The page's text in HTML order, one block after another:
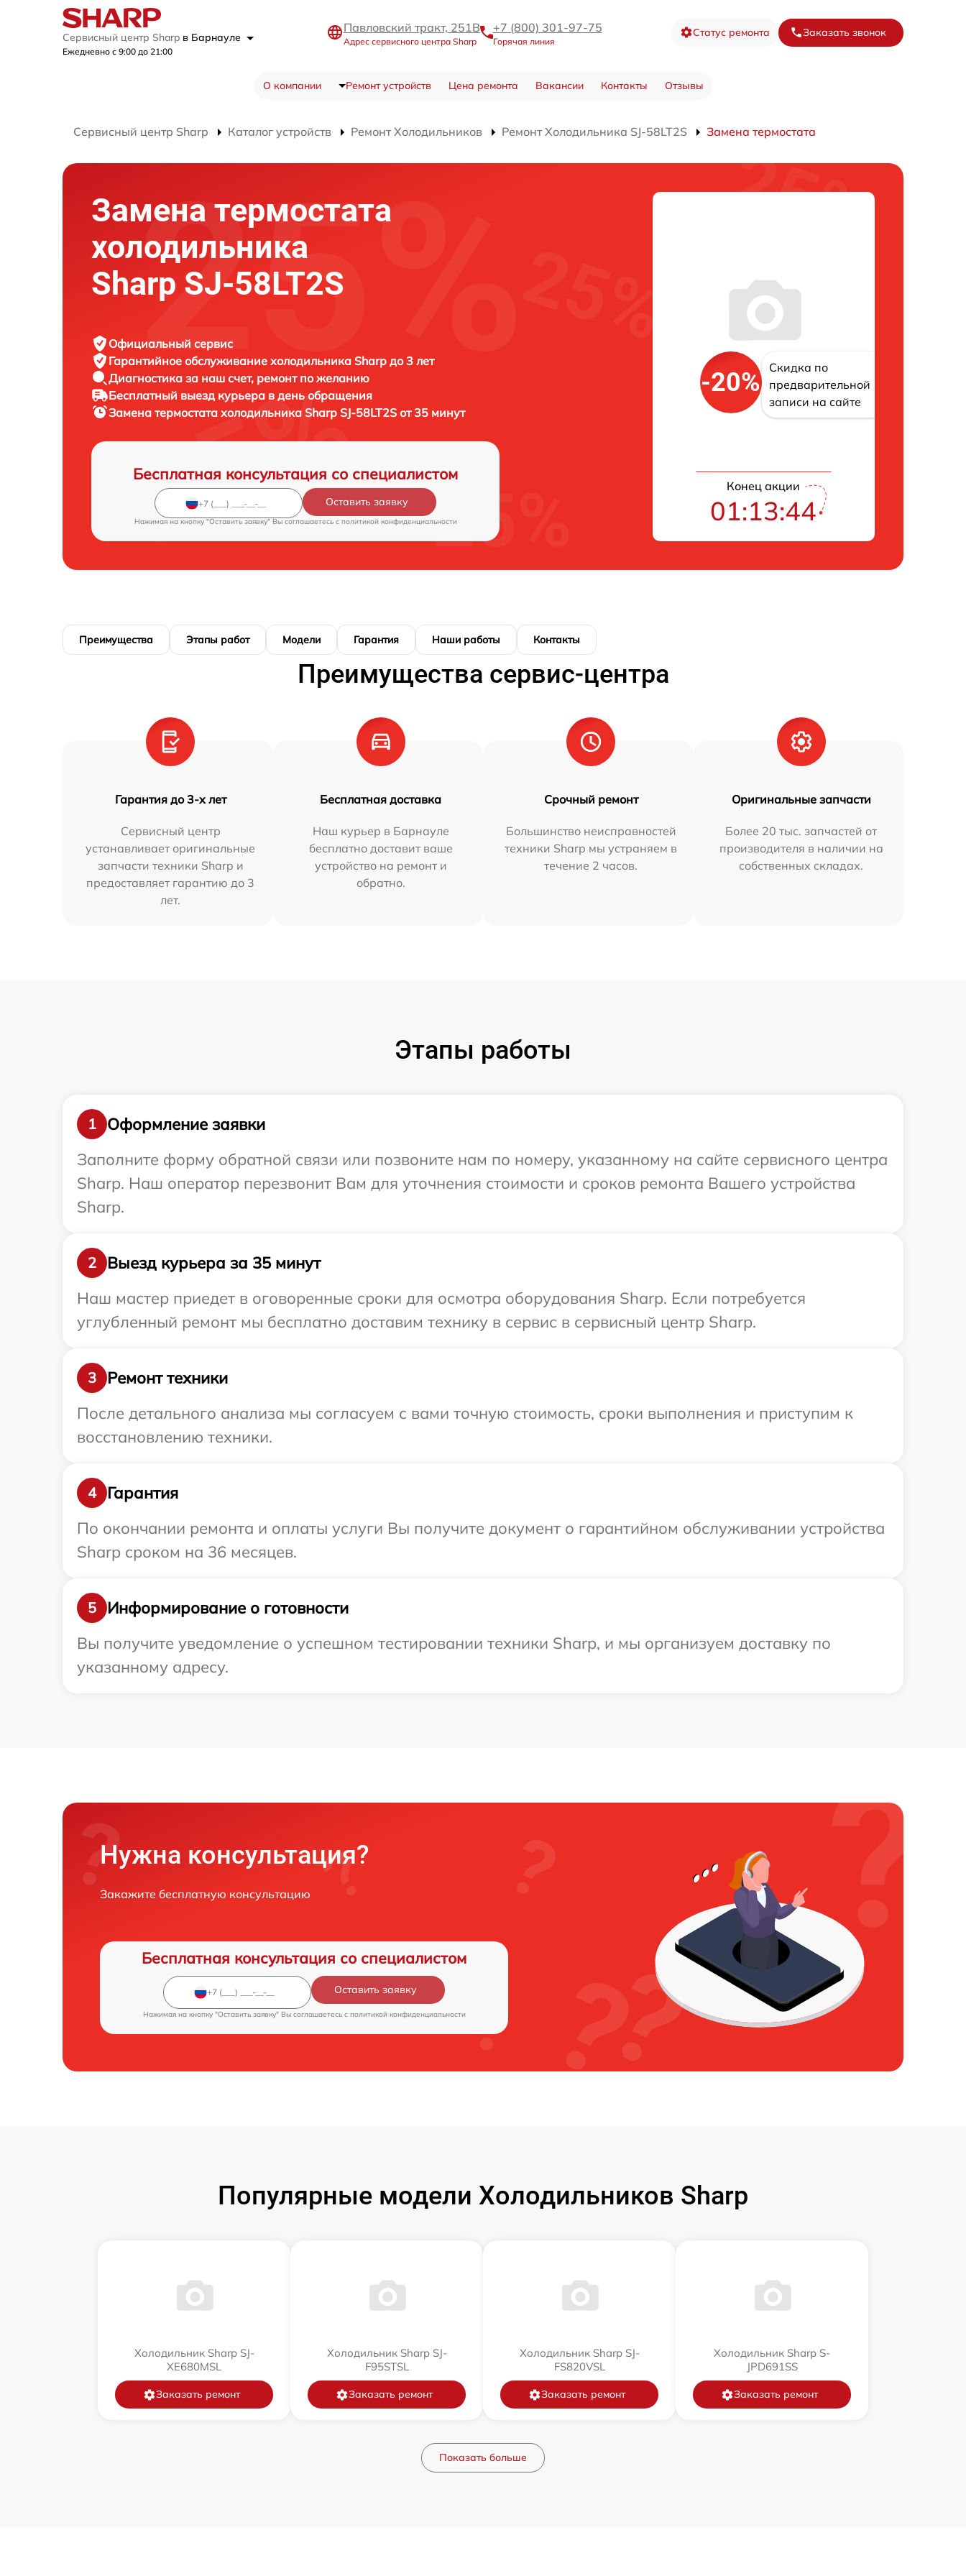
Сервисный центр Sharp в Барнауле
Ежедневно с 9:00 до 21:00
Павловский тракт, 251В
Адрес сервисного центра Sharp
+7 (800) 301-97-75
Горячая линия
Статус ремонта Заказать звонок
О компании Ремонт устройств Цена ремонта Вакансии Контакты Отзывы
Сервисный центр Sharp Каталог устройств Ремонт Холодильников Ремонт Холодильника SJ-58LT2S Замена термостата
Замена термостата
холодильника
Sharp SJ-58LT2S
Официальный сервис
Гарантийное обслуживание холодильника Sharp до 3 лет
Диагностика за наш счет, ремонт по желанию
Бесплатный выезд курьера в день обращения
Замена термостата холодильника Sharp SJ-58LT2S от 35 минут
Бесплатная консультация со специалистом
Оставить заявку
Нажимая на кнопку "Оставить заявку" Вы соглашаетесь c политикой конфиденциальности
-20%
Скидка по
предварительной
записи на сайте
Конец акции
01:13:43
Преимущества Этапы работ Модели Гарантия Наши работы Контакты
Преимущества сервис-центра
Гарантия до 3-х лет
Сервисный центр
устанавливает оригинальные
запчасти техники Sharp и
предоставляет гарантию до 3
лет.
Бесплатная доставка
Наш курьер в Барнауле
бесплатно доставит ваше
устройство на ремонт и
обратно.
Срочный ремонт
Большинство неисправностей
техники Sharp мы устраняем в
течение 2 часов.
Оригинальные запчасти
Более 20 тыс. запчастей от
производителя в наличии на
собственных складах.
Этапы работы
1
Оформление заявки
Заполните форму обратной связи или позвоните нам по номеру, указанному на сайте сервисного центра
Sharp. Наш оператор перезвонит Вам для уточнения стоимости и сроков ремонта Вашего устройства
Sharp.
2
Выезд курьера за 35 минут
Наш мастер приедет в оговоренные сроки для осмотра оборудования Sharp. Если потребуется
углубленный ремонт мы бесплатно доставим технику в сервис в сервисный центр Sharp.
3
Ремонт техники
После детального анализа мы согласуем с вами точную стоимость, сроки выполнения и приступим к
восстановлению техники.
4
Гарантия
По окончании ремонта и оплаты услуги Вы получите документ о гарантийном обслуживании устройства
Sharp сроком на 36 месяцев.
5
Информирование о готовности
Вы получите уведомление о успешном тестировании техники Sharp, и мы организуем доставку по
указанному адресу.
Нужна консультация?
Закажите бесплатную консультацию
Бесплатная консультация со специалистом
Оставить заявку
Нажимая на кнопку "Оставить заявку" Вы соглашаетесь c политикой конфиденциальности
Популярные модели Холодильников Sharp
Холодильник Sharp SJ-
XE680MSL
Заказать ремонт
Холодильник Sharp SJ-
F95STSL
Заказать ремонт
Холодильник Sharp SJ-
FS820VSL
Заказать ремонт
Холодильник Sharp S-
JPD691SS
Заказать ремонт
Показать больше